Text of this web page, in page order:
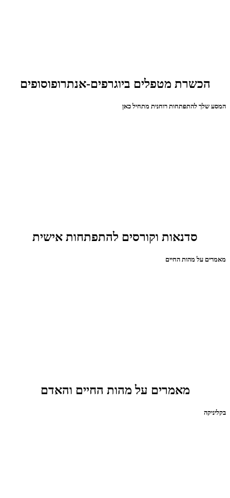
הכשרת מטפלים ביוגרפים-אנתרופוסופים
המסע שלך להתפתחות רוחנית מתחיל כאן
סדנאות וקורסים להתפתחות אישית
מאמרים על מהות החיים
מאמרים על מהות החיים והאדם
בקליניקה